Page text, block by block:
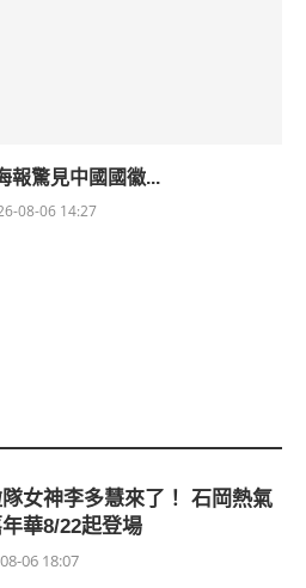
報驚見中國國徽...
08-06 14:27
女神李多慧來了！ 石岡熱氣
華8/22起登場
06 18:07